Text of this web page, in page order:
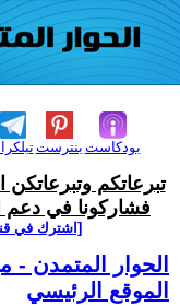
بنترست بودكاست
تبرعاتكم وتبرعاتكن
فشاركونا في دعم
[اشترك في
الحوار المتمدن -
الموقع الرئيسي